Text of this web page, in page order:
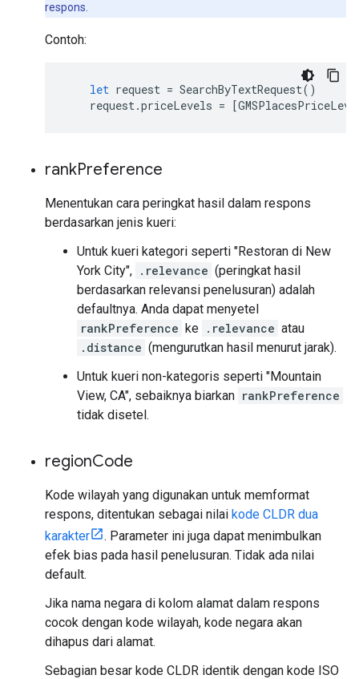
respons.
Contoh:
let request = SearchByTextRequest()
request.priceLevels = [
rankPreference
Menentukan cara peringkat hasil dalam respons
berdasarkan jenis kueri:
Untuk kueri kategori seperti "Restoran di New
York City", .relevance (peringkat hasil
berdasarkan relevansi penelusuran) adalah
defaultnya. Anda dapat menyetel
rankPreference ke .relevance atau
.distance (mengurutkan hasil menurut jarak).
Untuk kueri non-kategoris seperti "Mountain
View, CA", sebaiknya biarkan rankPreference
tidak disetel.
regionCode
Kode wilayah yang digunakan untuk memformat
respons, ditentukan sebagai nilai kode CLDR dua
karakter
. Parameter ini juga dapat menimbulkan
efek bias pada hasil penelusuran. Tidak ada nilai
default.
Jika nama negara di kolom alamat dalam respons
cocok dengan kode wilayah, kode negara akan
dihapus dari alamat.
Sebagian besar kode CLDR identik dengan kode ISO